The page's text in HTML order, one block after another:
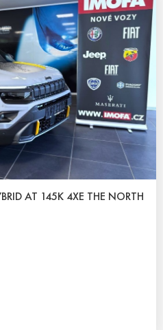
AT 145K 4XE THE NORTH